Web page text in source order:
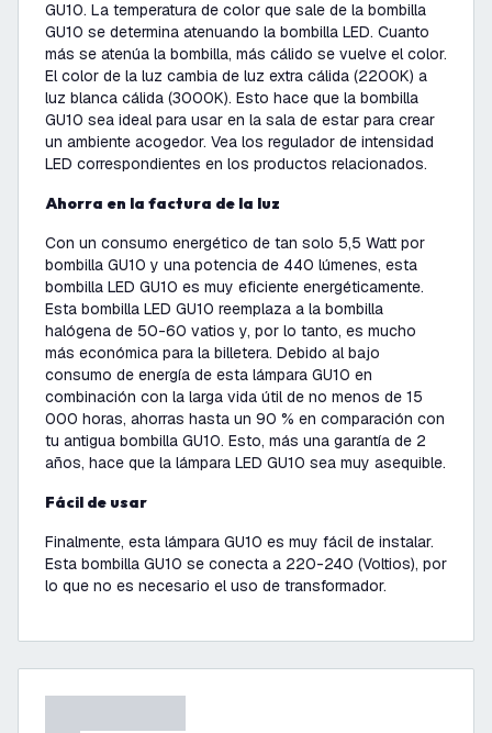
GU10. La temperatura de color que sale de la bombilla
GU10 se determina atenuando la bombilla LED. Cuanto
más se atenúa la bombilla, más cálido se vuelve el color.
El color de la luz cambia de luz extra cálida (2200K) a
luz blanca cálida (3000K). Esto hace que la bombilla
GU10 sea ideal para usar en la sala de estar para crear
un ambiente acogedor. Vea los regulador de intensidad
LED correspondientes en los productos relacionados.
Ahorra en la factura de la luz
Con un consumo energético de tan solo 5,5 Watt por
bombilla GU10 y una potencia de 440 lúmenes, esta
bombilla LED GU10 es muy eficiente energéticamente.
Esta bombilla LED GU10 reemplaza a la bombilla
halógena de 50-60 vatios y, por lo tanto, es mucho
más económica para la billetera. Debido al bajo
consumo de energía de esta lámpara GU10 en
combinación con la larga vida útil de no menos de 15
000 horas, ahorras hasta un 90 % en comparación con
tu antigua bombilla GU10. Esto, más una garantía de 2
años, hace que la lámpara LED GU10 sea muy asequible.
Fácil de usar
Finalmente, esta lámpara GU10 es muy fácil de instalar.
Esta bombilla GU10 se conecta a 220-240 (Voltios), por
lo que no es necesario el uso de transformador.